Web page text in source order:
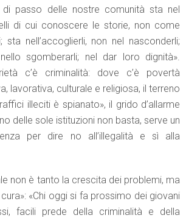
passo delle nostre comunità sta nel
di cui conoscere le storie, non come
sta nell’accoglierli, non nel nasconderli;
nello sgomberarli; nel dar loro dignità».
c’è criminalità: dove c’è povertà
lavorativa, culturale e religiosa, il terreno
illeciti è spianato», il grido d’allarme
delle sole istituzioni non basta, serve un
per dire no all’illegalità e sì alla
non è tanto la crescita dei problemi, ma
«Chi oggi si fa prossimo dei giovani
facili prede della criminalità e della